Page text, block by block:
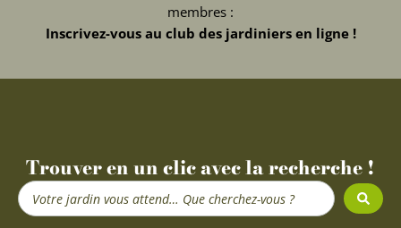
membres :
Inscrivez-vous au club des jardiniers en ligne !
Trouver en un clic avec la recherche !
Search
...